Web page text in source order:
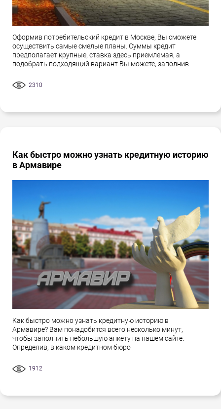
Оформив потребительский кредит в Москве, Вы сможете
осуществить самые смелые планы. Суммы кредит
предполагает крупные, ставка здесь приемлемая, а
подобрать подходящий вариант Вы можете, заполнив
2310
Как быстро можно узнать кредитную историю
в Армавире
Как быстро можно узнать кредитную историю в
Армавире? Вам понадобится всего несколько минут,
чтобы заполнить небольшую анкету на нашем сайте.
Определив, в каком кредитном бюро
1912